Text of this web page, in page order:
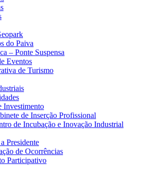
do Paiva
– Ponte Suspensa
Eventos
de Turismo
Investimento
de Inserção Profissional
de Incubação e Inovação Industrial
Presidente
de Ocorrências
Participativo